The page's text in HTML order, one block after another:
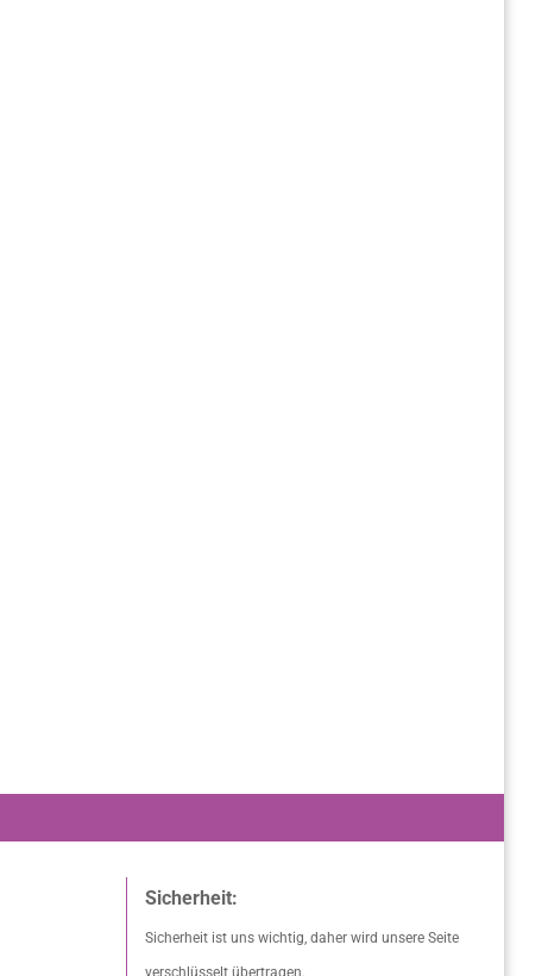
Sicherheit:
Sicherheit ist uns wichtig, daher wird unsere Seite
verschlüsselt übertragen.